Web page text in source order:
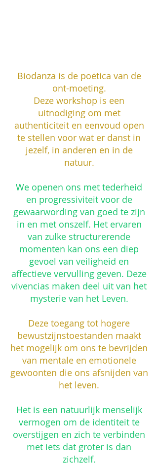
Biodanza is de poëtica van de
ont-moeting.
Deze workshop is een
uitnodiging om met
authenticiteit en eenvoud open
te stellen voor wat er danst in
jezelf, in anderen en in de
natuur.
We openen ons met tederheid
en progressiviteit voor de
gewaarwording van goed te zijn
in en met onszelf. Het ervaren
van zulke structurerende
momenten kan ons een diep
gevoel van veiligheid en
affectieve vervulling geven. Deze
vivencias maken deel uit van het
mysterie van het Leven.
Deze toegang tot hogere
bewustzijnstoestanden maakt
het mogelijk om ons te bevrijden
van mentale en emotionele
gewoonten die ons afsnijden van
het leven.
Het is een natuurlijk menselijk
vermogen om de identiteit te
overstijgen en zich te verbinden
met iets dat groter is dan
zichzelf.